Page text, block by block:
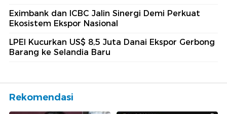
Eximbank dan ICBC Jalin Sinergi Demi Perkuat
Ekosistem Ekspor Nasional
LPEI Kucurkan US$ 8,5 Juta Danai Ekspor Gerbong
Barang ke Selandia Baru
Rekomendasi